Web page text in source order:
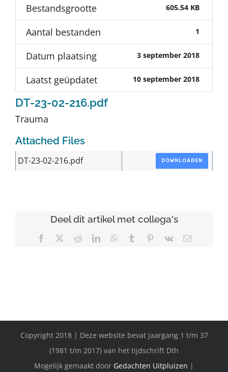
Contact
Bestandsgrootte 605.54 KB
Aantal bestanden 1
Datum plaatsing 3 september 2018
Laatst geüpdatet 10 september 2018
DT-23-02-216.pdf
Trauma
Attached Files
DT-23-02-216.pdf DOWNLOADEN
Deel dit artikel met collega's
Facebook RedditLinkedInWhatsApp
Tumblr Pinterest
Vk
E-
Copyright 2018 | Deze website bevat jaargang 1 t/m 37
(1981 t/m 2017) van het tijdschrift Dth
Mogelijk gemaakt door Gedachten Uitpluizen |